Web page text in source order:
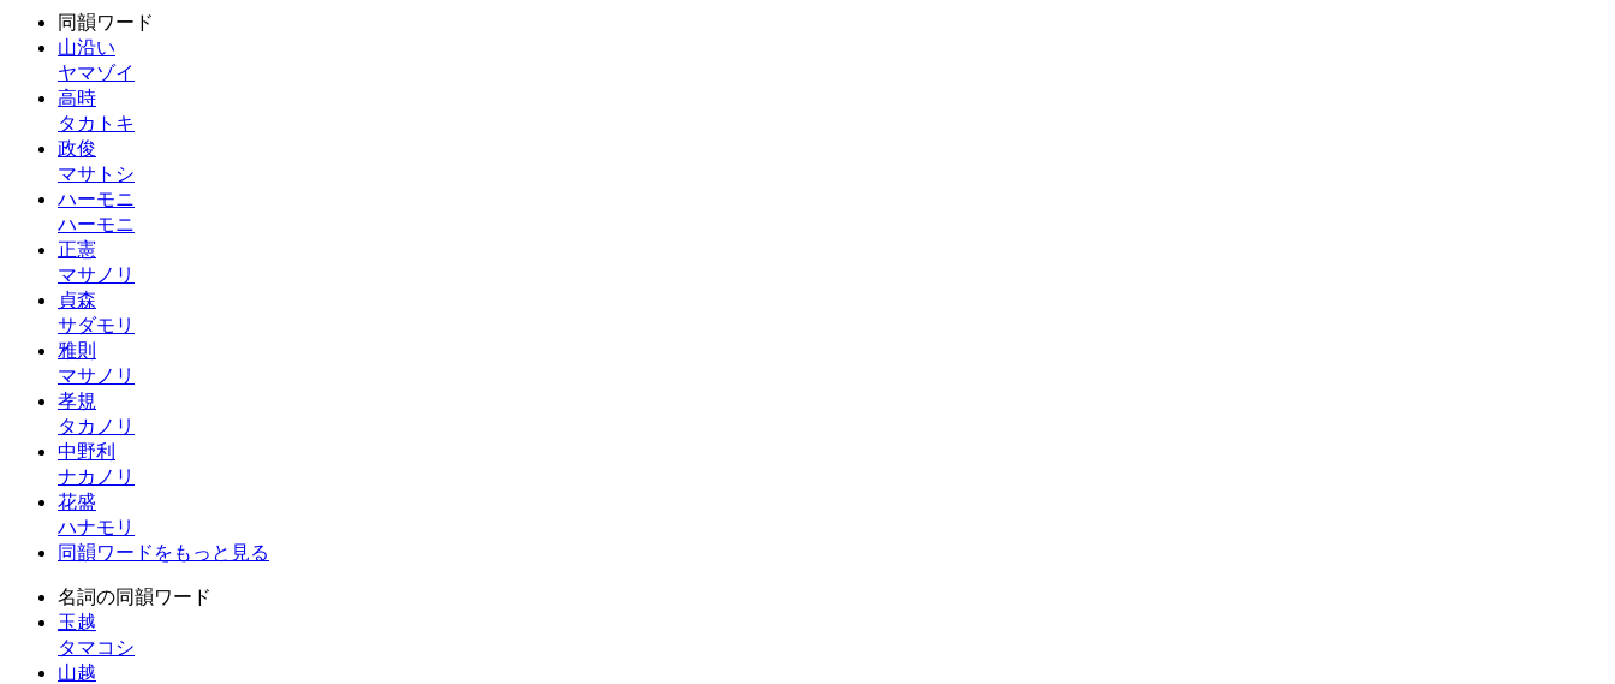
同韻ワード
山沿い
ヤマゾイ
高時
タカトキ
政俊
マサトシ
ハーモニ
ハーモニ
正憲
マサノリ
貞森
サダモリ
雅則
マサノリ
孝規
タカノリ
中野利
ナカノリ
花盛
ハナモリ
同韻ワードをもっと見る
名詞の同韻ワード
玉越
タマコシ
山越